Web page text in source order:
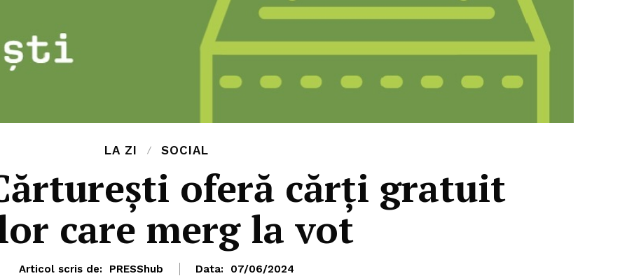
LA ZI SOCIAL
oferă cărți gratuit
care merg la vot
Articol scris de: PRESShub Data: 07/06/2024